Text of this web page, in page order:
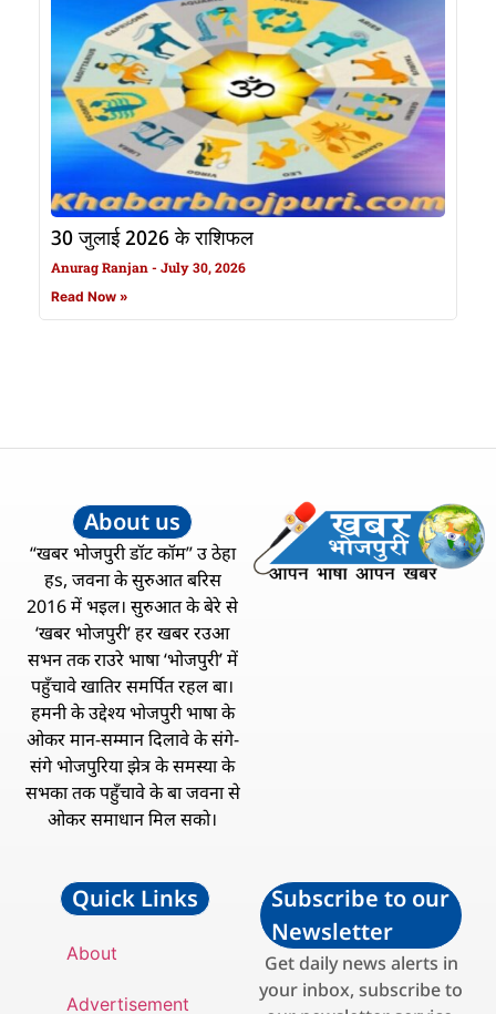
30 जुलाई 2026 के राशिफल
Anurag Ranjan July 30, 2026
Read Now »
About us
“खबर भोजपुरी डॉट कॉम” उ ठेहा
हs, जवना के सुरुआत बरिस
2016 में भइल। सुरुआत के बेरे से
‘खबर भोजपुरी’ हर खबर रउआ
सभन तक राउरे भाषा ‘भोजपुरी’ में
पहुँचावे खातिर समर्पित रहल बा।
हमनी के उद्देश्य भोजपुरी भाषा के
ओकर मान-सम्मान दिलावे के संगे-
संगे भोजपुरिया झेत्र के समस्या के
सभका तक पहुँचावे के बा जवना से
ओकर समाधान मिल सको।
Quick Links
About
Advertisement
Subscribe to our
Newsletter
Get daily news alerts in
your inbox, subscribe to